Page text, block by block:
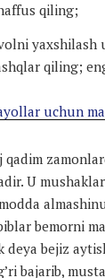
qiling;
yaxshilash
qiling;
uchun
qadim
U
bemorni
deya bejiz
bajarib,